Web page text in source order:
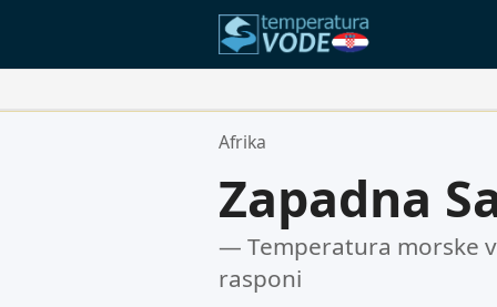
Vaše Omiljene Lokacije:
Afrika
Zapadna
— Temperatura morske
rasponi